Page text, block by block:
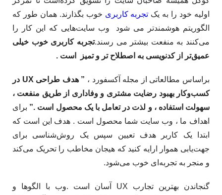
اولیه خود را به یک تجربه کاربری خوب بگذارند. همان طور که
الگوریتم هوشمندتر می شود وب سایت‌هایی که این کار را
می‌کنند به منفعت بیشتر می رسند.تجربه کاربری خوب خیلی
عمیق‌تر از کدنویسی به اصطلاح تر و تمیز است .
براساس مطالعاتی از مجله آکسفورد ،
” هدف طراحی UX در
کسب‌وکار بهبود رضایت مشتری و وفاداری از طریق منفعت ،
سهولت استفاده ، و لذت در تعامل با یک محصول است .” برای
اهداف ما ، وب سایت شما محصول است . هدف این است که
ابتدا یک کاربر هدف تعیین سپس یک روش‌شناسی برای
جهت‌یابی هموار ارایه کنید که هیجان مخاطب را تحریک می‌کند
و منجر به تجربه‌ای خوب می‌شود.​
گنجاندن بهترین تجارب UX آسان است .وب با الگوها و